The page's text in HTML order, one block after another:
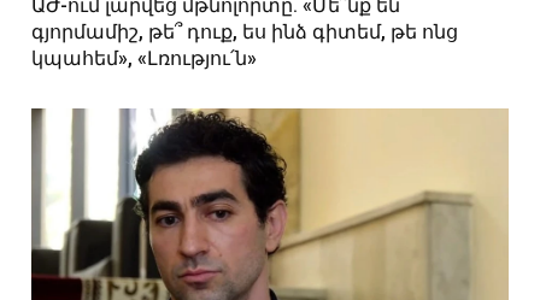
ԱԺ-ում լարվեց մթնոլորտը. «Մե՞նք են
գյորմամիշ, թե՞ դուք, ես ինձ գիտեմ, թե ոնց
կպահեմ», «Լռությու՛ն»